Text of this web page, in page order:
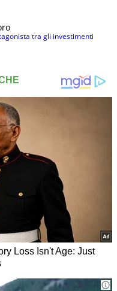
tra gli investimenti